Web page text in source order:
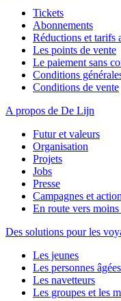
Tickets
Abonnements
Réductions et tarifs
Les points de vente
Le paiement sans
Conditions
Conditions de vente
A propos de De Lijn
Futur et valeurs
Organisation
Projets
Jobs
Presse
Campagnes et
En route vers moins
Des solutions pour les
Les jeunes
Les personnes
Les navetteurs
Les groupes et les